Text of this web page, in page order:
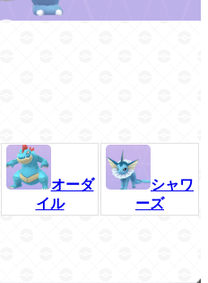
オーダ
イル
シャワ
ーズ